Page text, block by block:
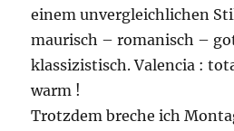
einem unvergleichlichen
maurisch – romanisch –
klassizistisch. Valencia :
warm !
Trotzdem breche ich